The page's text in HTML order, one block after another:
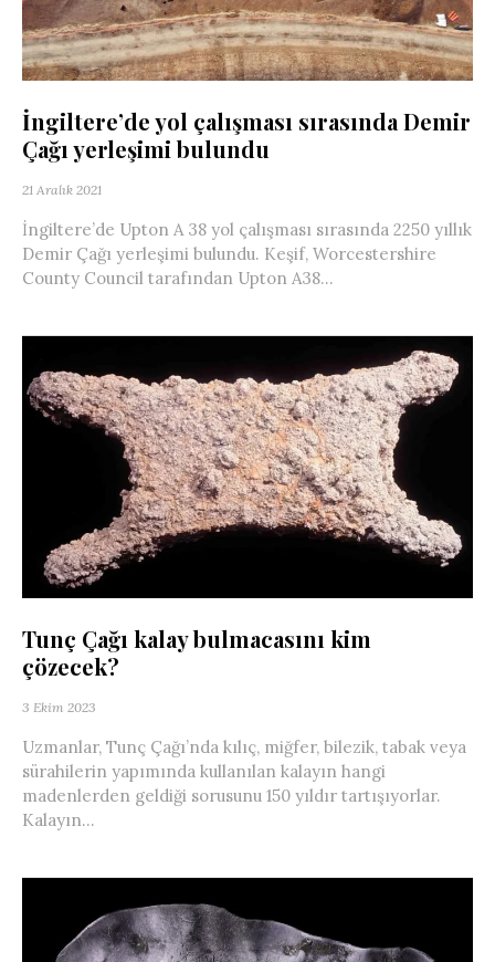
İngiltere’de yol çalışması sırasında Demir
Çağı yerleşimi bulundu
21 Aralık 2021
İngiltere’de Upton A 38 yol çalışması sırasında 2250 yıllık
Demir Çağı yerleşimi bulundu. Keşif, Worcestershire
County Council tarafından Upton A38...
Tunç Çağı kalay bulmacasını kim
çözecek?
3 Ekim 2023
Uzmanlar, Tunç Çağı’nda kılıç, miğfer, bilezik, tabak veya
sürahilerin yapımında kullanılan kalayın hangi
madenlerden geldiği sorusunu 150 yıldır tartışıyorlar.
Kalayın...